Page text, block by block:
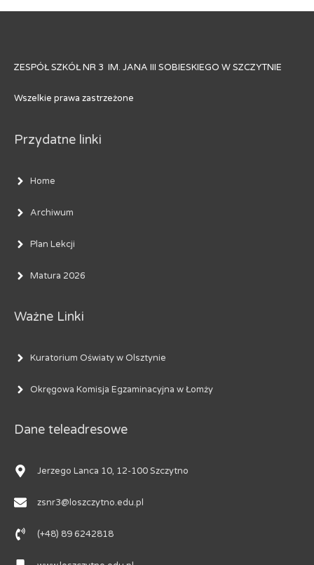
ZESPÓŁ SZKÓŁ NR 3 IM. JANA III SOBIESKIEGO W SZCZYTNIE
Wszelkie prawa zastrzeżone
Przydatne linki
Home
Archiwum
Plan Lekcji
Matura 2026
Ważne Linki
Kuratorium Oświaty w Olsztynie
Okręgowa Komisja Egzaminacyjna w Łomży
Dane teleadresowe
Jerzego Lanca 10, 12-100 Szczytno
zsnr3@loszczytno.edu.pl
(+48) 89 6242818